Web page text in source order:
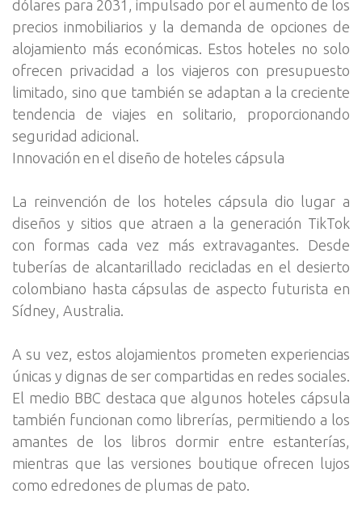
dólares para 2031, impulsado por el aumento de los
precios inmobiliarios y la demanda de opciones de
alojamiento más económicas. Estos hoteles no solo
ofrecen privacidad a los viajeros con presupuesto
limitado, sino que también se adaptan a la creciente
tendencia de viajes en solitario, proporcionando
seguridad adicional.
Innovación en el diseño de hoteles cápsula
La reinvención de los hoteles cápsula dio lugar a
diseños y sitios que atraen a la generación TikTok
con formas cada vez más extravagantes. Desde
tuberías de alcantarillado recicladas en el desierto
colombiano hasta cápsulas de aspecto futurista en
Sídney, Australia.
A su vez, estos alojamientos prometen experiencias
únicas y dignas de ser compartidas en redes sociales.
El medio BBC destaca que algunos hoteles cápsula
también funcionan como librerías, permitiendo a los
amantes de los libros dormir entre estanterías,
mientras que las versiones boutique ofrecen lujos
como edredones de plumas de pato.